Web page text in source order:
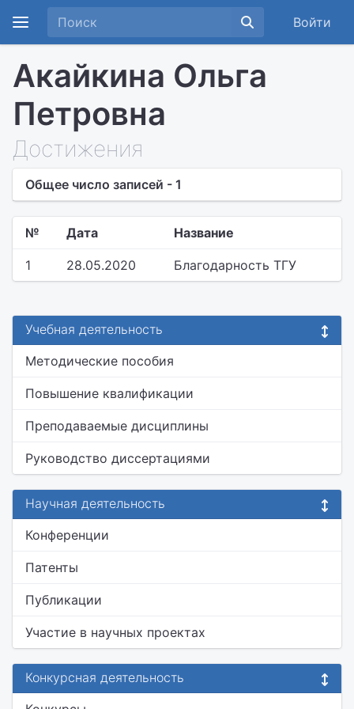
Войти
Акайкина Ольга
Петровна
Достижения
Общее число записей - 1
№ Дата Название
1 28.05.2020 Благодарность ТГУ
Учебная деятельность
Методические пособия
Повышение квалификации
Преподаваемые дисциплины
Руководство диссертациями
Научная деятельность
Конференции
Патенты
Публикации
Участие в научных проектах
Конкурсная деятельность